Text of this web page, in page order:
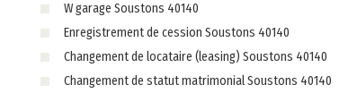
W garage Soustons 40140
Enregistrement de cession Soustons 40140
Changement de locataire (leasing) Soustons 40140
Changement de statut matrimonial Soustons 40140